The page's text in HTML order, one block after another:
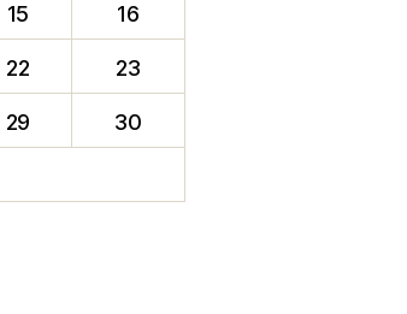
15 16
22 23
29 30